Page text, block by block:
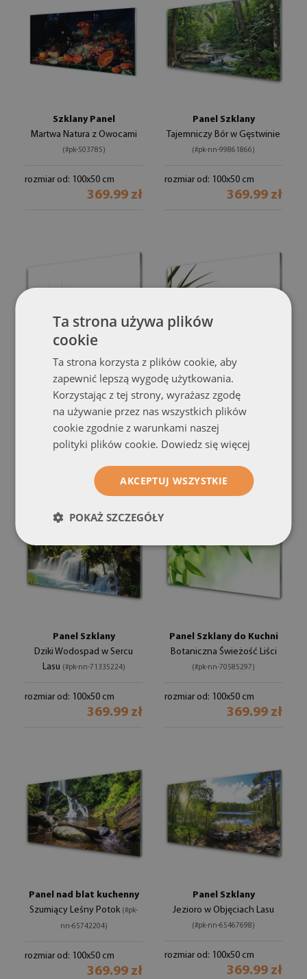
Szklany Panel
Martwa Natura z Owocami
(#pk-503785)
rozmiar od: 100x50 cm
369.99 zł
Panel Szklany
Tajemniczy Bór w Gęstwinie
(#pk-nn-99861866)
rozmiar od: 100x50 cm
369.99 zł
Panel nad blat kuchenny
Naturalny Dywan Trawy(#pk-
nn-92995507)
rozmiar od: 100x50 cm
369.99 zł
Panel nad blat kuchenny
Graficzny Motyw Trawy
nn-8970298)
rozmiar od: 100x50 cm
369.99 zł
Panel Szklany
Dziki Wodospad w Sercu
Lasu (#pk-nn-71335224)
rozmiar od: 100x50 cm
369.99 zł
Panel Szklany do Kuchni
Botaniczna Świeżość Liści
(#pk-nn-70585297)
rozmiar od: 100x50 cm
369.99 zł
Panel nad blat kuchenny
Szumiący Leśny Potok (#pk-
nn-65742204)
rozmiar od: 100x50 cm
369.99 zł
Panel Szklany
Jezioro w Objęciach Lasu
(#pk-nn-65467698)
rozmiar od: 100x50 cm
369.99 zł
Ta strona używa plików
cookie
Ta strona korzysta z plików cookie, aby
zapewnić lepszą wygodę użytkowania.
Korzystając z tej strony, wyrażasz zgodę
na używanie przez nas wszystkich plików
cookie zgodnie z warunkami naszej
polityki plików cookie. Dowiedz się więcej
AKCEPTUJ WSZYSTKIE
POKAŻ SZCZEGÓŁY